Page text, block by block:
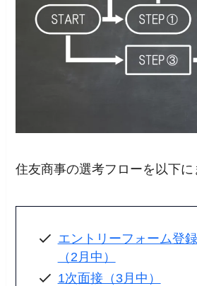
住友商事の選考フローを以下に
エントリーフォーム登
（2月中）
1次面接（3月中）